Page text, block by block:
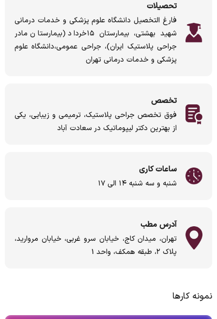
تحصیلات
فارغ التخصیل دانشگاه علوم پزشکی و خدمات درمانی
شهید بهشتی، بیمارستان ۱۵خرداد (بیمارستان مادر
جراحی پلاستیک ایران)، جراحی عمومی،دانشگاه علوم
پزشکی و خدمات درمانی تهران
تخصص
فوق تخصص جراحی پلاستیک، ترمیمی و زیبایی، یکی
از بهترین دکتر لیپوماتیک در سعادت آباد
ساعات کاری
شنبه و سه شنبه ۱۴ الی ۱۷
آدرس مطب
تهران، میدان کاج، خیابان سرو غربی، خیابان مروارید،
پلاک ۲، طبقه همکف، واحد 1
نمونه کارها